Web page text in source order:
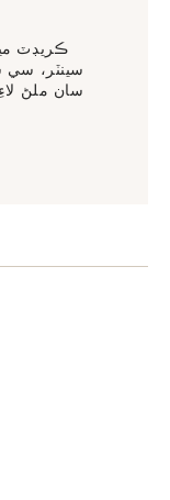
ڪريڊٽ
سينٽر،
سان ملڻ